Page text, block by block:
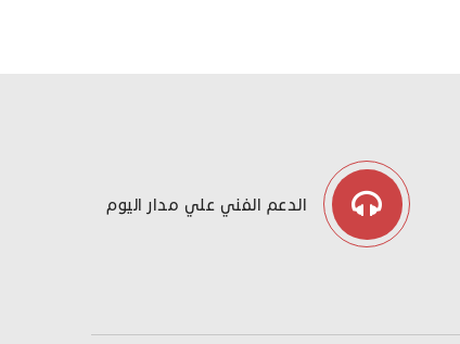
الدعم الفني علي مدار اليوم